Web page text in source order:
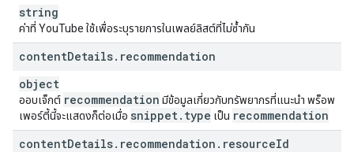
string
ค่าที่ YouTube ใช้เพื่อระบุรายการในเพลย์ลิสต์ที่ไม่ซ้ำกัน
contentDetails. recommendation
object
ออบเจ็กต์ recommendation มีข้อมูลเกี่ยวกับทรัพยากรที่แนะนำ พร็อพ
เพอร์ตี้นี้จะแสดงก็ต่อเมื่อ snippet. type เป็น recommendation
contentDetails. recommendation . resourceId